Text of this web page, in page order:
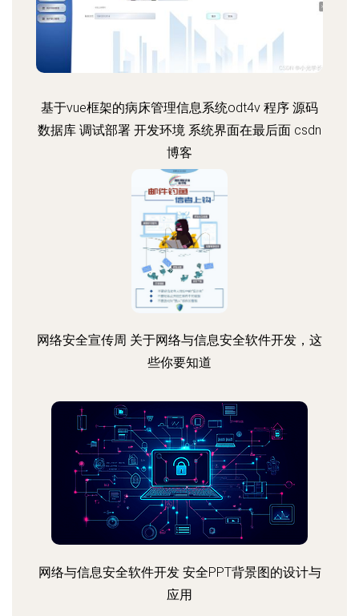
基于vue框架的病床管理信息系统odt4v 程序 源码
数据库 调试部署 开发环境 系统界面在最后面 csdn
博客
网络安全宣传周 关于网络与信息安全软件开发，这
些你要知道
网络与信息安全软件开发 安全PPT背景图的设计与
应用